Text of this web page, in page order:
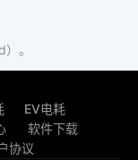
。
EV电耗
软件下载
协议